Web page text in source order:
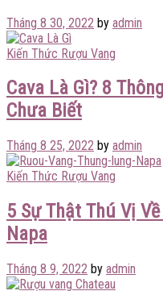
Tháng 8 30, 2022 by admin
Kiến Thức Rượu Vang
Cava Là Gì? 8
Chưa Biết
Tháng 8 25, 2022 by admin
Kiến Thức Rượu Vang
5 Sự Thật Thú Vị
Napa
Tháng 8 9, 2022 by admin